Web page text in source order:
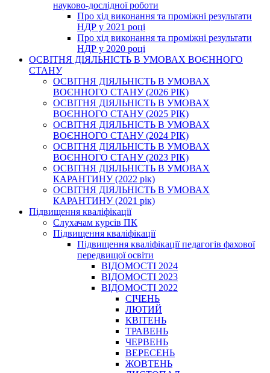
науково-дослідної роботи
Про хід виконання та проміжні результати
НДР у 2021 році
Про хід виконання та проміжні результати
НДР у 2020 році
ОСВІТНЯ ДІЯЛЬНІСТЬ В УМОВАХ ВОЄННОГО
СТАНУ
ОСВІТНЯ ДІЯЛЬНІСТЬ В УМОВАХ
ВОЄННОГО СТАНУ (2026 РІК)
ОСВІТНЯ ДІЯЛЬНІСТЬ В УМОВАХ
ВОЄННОГО СТАНУ (2025 РІК)
ОСВІТНЯ ДІЯЛЬНІСТЬ В УМОВАХ
ВОЄННОГО СТАНУ (2024 РІК)
ОСВІТНЯ ДІЯЛЬНІСТЬ В УМОВАХ
ВОЄННОГО СТАНУ (2023 РІК)
ОСВІТНЯ ДІЯЛЬНІСТЬ В УМОВАХ
КАРАНТИНУ (2022 рік)
ОСВІТНЯ ДІЯЛЬНІСТЬ В УМОВАХ
КАРАНТИНУ (2021 рік)
Підвищення кваліфікації
Слухачам курсів ПК
Підвищення кваліфікації
Підвищення кваліфікації педагогів фахової
передвищої освіти
ВІДОМОСТІ 2024
ВІДОМОСТІ 2023
ВІДОМОСТІ 2022
СІЧЕНЬ
ЛЮТИЙ
КВІТЕНЬ
ТРАВЕНЬ
ЧЕРВЕНЬ
ВЕРЕСЕНЬ
ЖОВТЕНЬ